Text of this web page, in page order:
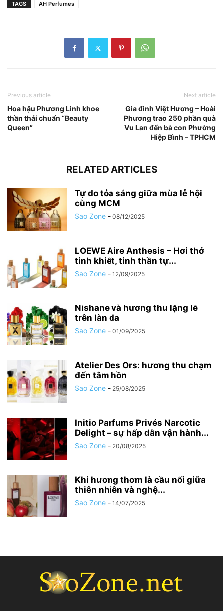
TAGS AH Perfumes
Previous article
Hoa hậu Phương Linh khoe
thần thái chuẩn “Beauty
Queen”
Next article
Gia đình Việt Hương – Hoài
Phương trao 250 phần quà
Vu Lan đến bà con Phường
Hiệp Bình – TPHCM
RELATED ARTICLES
Tự do tỏa sáng giữa mùa lễ hội
cùng MCM
Sao Zone - 08/12/2025
LOEWE Aire Anthesis – Hơi thở
tinh khiết, tinh thần tự...
Sao Zone - 12/09/2025
Nishane và hương thu lặng lẽ
trên làn da
Sao Zone - 01/09/2025
Atelier Des Ors: hương thu chạm
đến tâm hồn
Sao Zone - 25/08/2025
Initio Parfums Privés Narcotic
Delight – sự hấp dẫn vận hành...
Sao Zone - 20/08/2025
Khi hương thơm là cầu nối giữa
thiên nhiên và nghệ...
Sao Zone - 14/07/2025